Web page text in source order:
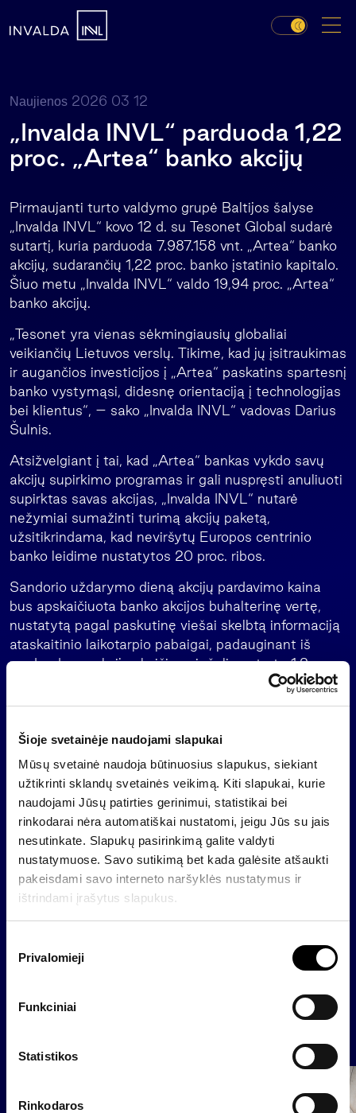
Šioje svetainėje naudojami slapukai
Mūsų svetainė naudoja būtinuosius slapukus, siekiant
užtikrinti sklandų svetainės veikimą. Kiti slapukai, kurie
naudojami Jūsų patirties gerinimui, statistikai bei
rinkodarai nėra automatiškai nustatomi, jeigu Jūs su jais
nesutinkate. Slapukų pasirinkimą galite valdyti
nustatymuose. Savo sutikimą bet kada galėsite atšaukti
pakeisdami savo interneto naršyklės nustatymus ir
ištrindami įrašytus slapukus.
Privalomieji
Funkciniai
Statistikos
Rinkodaros
Naujienos 2026 03 12
„Invalda INVL“ parduoda 1,22
proc. „Artea“ banko akcijų
Pirmaujanti turto valdymo grupė Baltijos šalyse
„Invalda INVL“ kovo 12 d. su Tesonet Global sudarė
sutartį, kuria parduoda 7.987.158 vnt. „Artea“ banko
akcijų, sudarančių 1,22 proc. banko įstatinio kapitalo.
Šiuo metu „Invalda INVL“ valdo 19,94 proc. „Artea“
banko akcijų.
„Tesonet yra vienas sėkmingiausių globaliai
veikiančių Lietuvos verslų. Tikime, kad jų įsitraukimas
ir augančios investicijos į „Artea“ paskatins spartesnį
banko vystymąsi, didesnę orientaciją į technologijas
bei klientus“, – sako „Invalda INVL“ vadovas Darius
Šulnis.
Atsižvelgiant į tai, kad „Artea“ bankas vykdo savų
akcijų supirkimo programas ir gali nuspręsti anuliuoti
supirktas savas akcijas, „Invalda INVL“ nutarė
nežymiai sumažinti turimą akcijų paketą,
užsitikrindama, kad neviršytų Europos centrinio
banko leidime nustatytos 20 proc. ribos.
Sandorio uždarymo dieną akcijų pardavimo kaina
bus apskaičiuota banko akcijos buhalterinę vertę,
nustatytą pagal paskutinę viešai skelbtą informaciją
ataskaitinio laikotarpio pabaigai, padauginant iš
parduodamo akcijų skaičiaus ir šalių sutarto 1,2
koeficiento, bei koreguojant, atsižvelgiant į akcinius
Sandoris bus užbaigtas tik, jei Tesonet Global gaus
priežiūros institucijų ir kitus būtinus leidimus
(Europos centrinio banko, Lietuvos banko ir kt.).
Sandorį tikimąsi užbaigti iki 2027 m. pirmojo
ketvirčio pabaigos.
Asmuo papildomai informacijai:
AB „Invalda INVL“ vadovas Darius Šulnis
darius.sulnis@invl.com
Atgal